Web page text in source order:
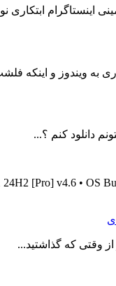
اینستاگرام
به ویندوز و اینکه
دانلود کنم ؟...
24H2 [Pro] v4.6 • OS
وقتی که گذاشتید...